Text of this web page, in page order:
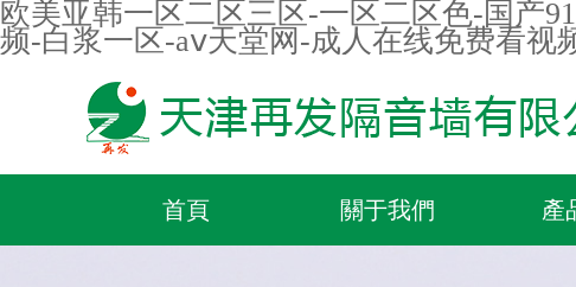
欧美亚韩一区二区三区-一区二区色-国产
频-白浆一区-aⅴ天堂网-成人在线免费看视
首頁 關于我們 產